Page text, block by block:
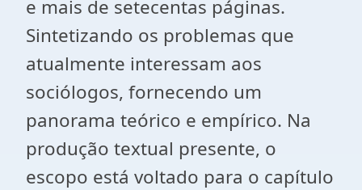
e mais de setecentas páginas.
Sintetizando os problemas que
atualmente interessam aos
sociólogos, fornecendo um
panorama teórico e empírico. Na
produção textual presente, o
escopo está voltado para o capítulo